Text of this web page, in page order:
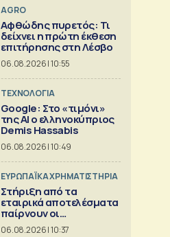
AGRO
Αφθώδης πυρετός: Τι
δείχνει η πρώτη έκθεση
επιτήρησης στη Λέσβο
06.08.2026 | 10:55
ΤΕΧΝΟΛΟΓΙΑ
Google: Στο «τιμόνι»
της AI ο ελληνοκύπριος
Demis Hassabis
06.08.2026 | 10:49
ΕΥΡΩΠΑΪΚΑ ΧΡΗΜΑΤΙΣΤΗΡΙΑ
Στήριξη από τα
εταιρικά αποτελέσματα
παίρνουν οι
ευρωαγορές
06.08.2026 | 10:37